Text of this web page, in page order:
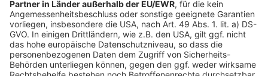
0281 9620 476.
In Dinslaken ist eine Vollzeitstelle für eine/n
Kaufmann/-frau Büromanagement (m/w/d) in der